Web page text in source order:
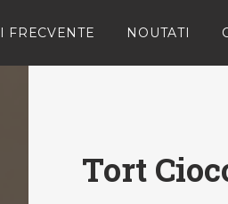
FRECVENTE NOUTATI
Tort